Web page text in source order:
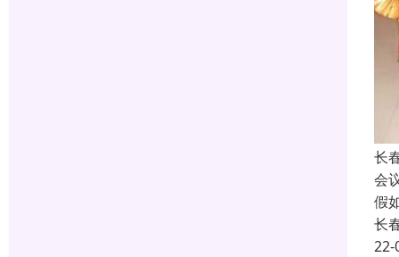
长
会
假
长
22-